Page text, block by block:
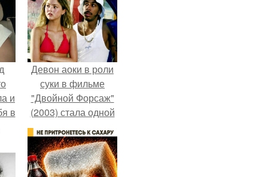
и
в
Девон аоки в роли
суки в фильме
"Двойной Форсаж"
(2003) стала одной
из самых ярких и
запоминающихся
героинь всей
франшизы.